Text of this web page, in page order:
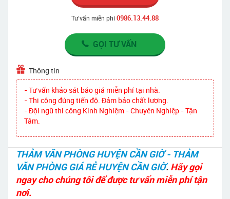
Tư vấn miễn phí0986.13.44.88
GỌI TƯ VẤN
Thông tin
- Tư vấn khảo sát báo giá miễn phí tại nhà.
- Thi công đúng tiến độ. Đảm bảo chất lượng.
- Đội ngũ thi công Kinh Nghiệm - Chuyên Nghiệp - Tận
Tâm.
THẢM VĂN PHÒNG HUYỆN CẦN GIỜ - THẢM
VĂN PHÒNG GIÁ RẺ HUYỆN CẦN GIỜ. Hãy gọi
ngay cho chúng tôi để được tư vấn miễn phí tận
nơi.